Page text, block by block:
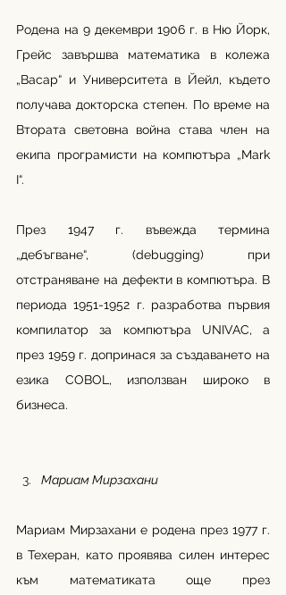
Родена на 9 декември 1906 г. в Ню Йорк,
Грейс завършва математика в колежа
„Васар“ и Университета в Йейл, където
получава докторска степен. По време на
Втората световна война става член на
екипа програмисти на компютъра „Mark
I“.
През 1947 г. въвежда термина
„дебъгване“, (debugging) при
отстраняване на дефекти в компютъра. В
периода 1951-1952 г. разработва първия
компилатор за компютъра UNIVAC, а
през 1959 г. допринася за създаването на
езика COBOL, използван широко в
бизнеса.
Мариам Мирзахани
Мариам Мирзахани е родена през 1977 г.
в Техеран, като проявява силен интерес
към математиката още през